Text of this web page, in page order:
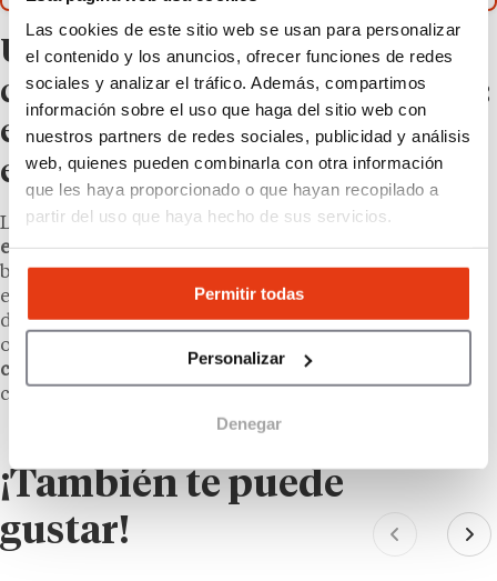
Las cookies de este sitio web se usan para personalizar
el contenido y los anuncios, ofrecer funciones de redes
sociales y analizar el tráfico. Además, compartimos
información sobre el uso que haga del sitio web con
nuestros partners de redes sociales, publicidad y análisis
web, quienes pueden combinarla con otra información
que les haya proporcionado o que hayan recopilado a
partir del uso que haya hecho de sus servicios.
Permitir todas
Personalizar
Denegar
Un perfil de franquiciado
comprometido con su entorno:
emprendedores, comerciantes
e inversores
La propuesta dePlaza Supermercadosse dirige a
emprendedores, comerciantes e inversoresque
buscan un proyecto rentable respaldado por una
empresa con más de
60 años de experiencia en
distribución alimentaria. La cadena no busca
operadores meramente financieros: apunta a
con vocación de servicio y arraigo local
con Food Retail & Service.
¡También te puede
gustar!